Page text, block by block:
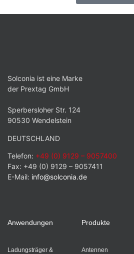
Solconia ist eine Marke
der Prextag GmbH
Sperbersloher Str. 124
90530 Wendelstein
DEUTSCHLAND
Telefon: +49 (0) 9129 – 9057400
Fax: +49 (0) 9129 – 9057411
E-Mail: info@solconia.de
Anwendungen
Ladungsträger &
Produkte
Antennen